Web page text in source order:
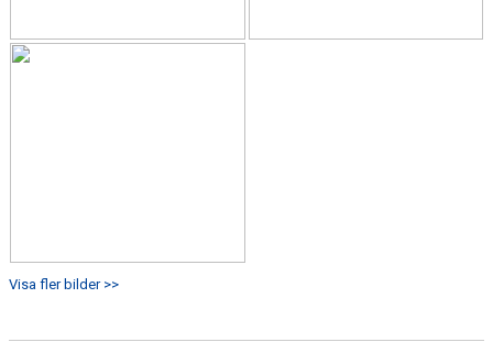
Visa fler bilder >>